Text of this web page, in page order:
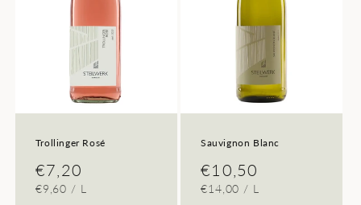
Trollinger Rosé
Normaler
Preis
€7,20
GRUNDPREIS
€9,60 / PRO
L
Sauvignon Blanc
Normaler
Preis
€10,50
GRUNDPREIS
€14,00 / PRO
L